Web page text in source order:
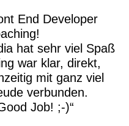
End Developer
hat sehr viel Spaß
war klar, direkt,
mit ganz viel
verbunden.
Job! ;-)